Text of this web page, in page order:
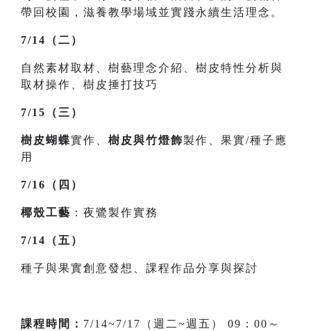
帶回校園，滋養教學場域並實踐永續生活理念。
7/14（二）
自然素材取材、樹藝理念介紹、樹皮特性分析與
取材操作、樹皮捶打技巧
7/15（三）
樹皮蝴蝶實作、 樹皮與竹燈飾製作、果實/種子應
用
7/16（四）
椰殼工藝 ：夜鷺製作實務
7/14（五）
種子與果實創意發想、課程作品分享與探討
課程時間： 7/14~7/17（週二~週五） 09：00～